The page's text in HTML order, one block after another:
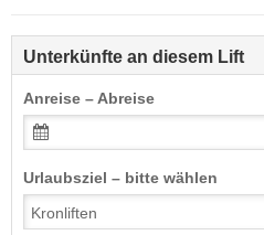
Unterkünfte an diesem Lift
Anreise – Abreise
Urlaubsziel – bitte wählen